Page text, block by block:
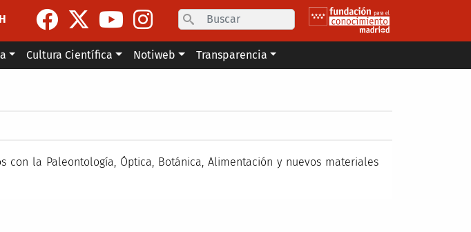
Search
Cultura Científica Notiweb Transparencia
la Paleontología, Óptica, Botánica, Alimentación y nuevos materiales